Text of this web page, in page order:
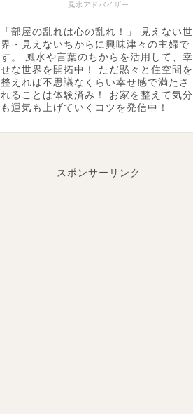
風水アドバイザー
「部屋の乱れは心の乱れ！」 見えない世
界・見えないちからに興味津々の主婦で
す。 風水や言葉のちからを活用して、幸
せな世界を開拓中！ ただ黙々と住空間を
整えれば不思議なくらい幸せ感で満たさ
れることは体験済み！ お家を整えて気分
も運気も上げていくコツを発信中！
スポンサーリンク